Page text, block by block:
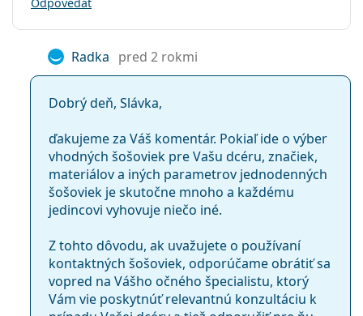
zakaždým, keď ich potrebujete.
zaisťuje stálu hydratáciu počas nosenia kontaktných
šošoviek.
DAILIES Total 1 určené?
DAILIES Total 1 sú mäkké jednodenné kontaktné
šošovky určené pre nositeľov, ktorí:
(ďalekozrakosťou)
dávajú prednosť jednodenným kontaktným
šošovkám, ktoré nevyžadujú žiadnu údržbu.
majú citlivé oči alebo trpiasyndrómom suchého
manipuláciu:
môže spať:
Balenie
Výrobca:
Alcon
krabičke:
30
Ostatné
Kategória:
Jednodenné
Silikón-hydrogélové
Odpovedať
Radka pred 2 rokmi
Dobrý deň, Slávka,
ďakujeme za Váš komentár. Pokiaľ ide o výber
vhodných šošoviek pre Vašu dcéru, značiek,
materiálov a iných parametrov jednodenných
šošoviek je skutočne mnoho a každému
jedincovi vyhovuje niečo iné.
Z tohto dôvodu, ak uvažujete o používaní
kontaktných šošoviek, odporúčame obrátiť sa
vopred na Vášho očného špecialistu, ktorý
Vám vie poskytnúť relevantnú konzultáciu k